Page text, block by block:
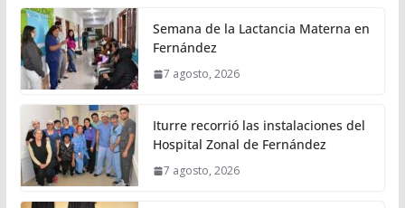
Semana de la Lactancia Materna en
Fernández
7 agosto, 2026
Iturre recorrió las instalaciones del
Hospital Zonal de Fernández
7 agosto, 2026